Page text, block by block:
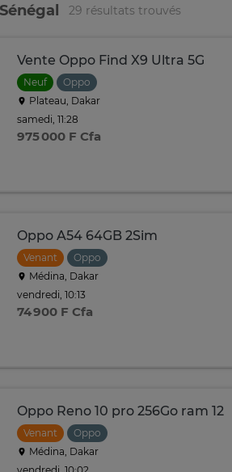
29 résultats trouvés
Vente Oppo Find X9 Ultra 5G
Neuf
Oppo
Plateau, Dakar
samedi, 11:28
975 000 F Cfa
Oppo A54 64GB 2Sim
Venant
Oppo
Médina, Dakar
vendredi, 10:13
74 900 F Cfa
Oppo Reno 10 pro 256Go ram 12
Venant
Oppo
Médina, Dakar
vendredi, 10:02